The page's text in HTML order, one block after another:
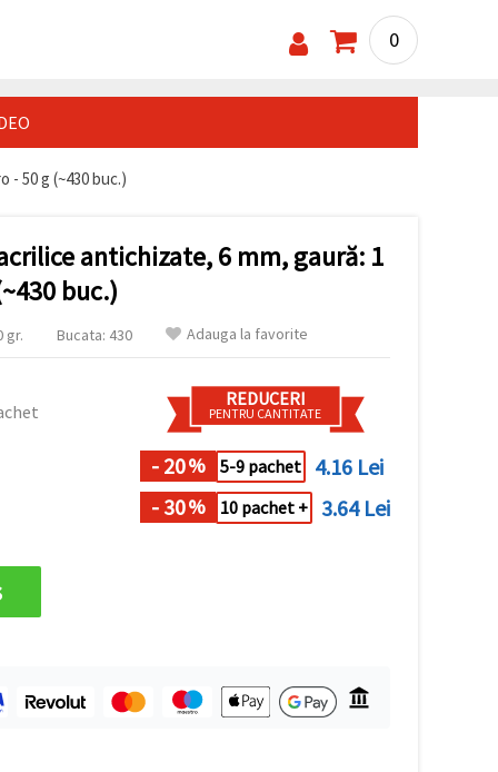
0
- 50 g (~430 buc.)
antichizate, 6 mm, gaură: 1
buc.)
gr. Bucata: 430 Adauga la favorite
REDUCERI
PENTRU CANTITATE
- 20% 5-9 pachet
4.16 Lei
- 30% 10 pachet + 3.64 Lei